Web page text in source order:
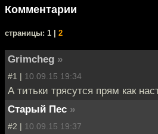
Комментарии
cтраницы: 1 | 2
Grimcheg »
#1 | 10.09.15 19:34
А титьки трясутся прям как
Старый Пес »
#2 | 10.09.15 19:37